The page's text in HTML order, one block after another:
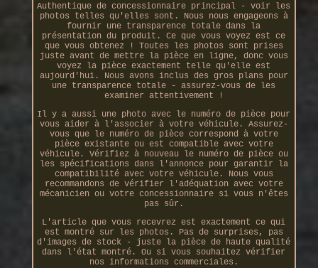
Authentique de concessionnaire principal - voir les
photos telles qu'elles sont. Nous nous engageons à
fournir une transparence totale dans la
présentation du produit. Ce que vous voyez est ce
que vous obtenez ! Toutes les photos sont prises
juste avant de mettre la pièce en ligne, donc vous
voyez la pièce exactement telle qu'elle est
aujourd'hui. Nous avons inclus des gros plans pour
une transparence totale - assurez-vous de les
examiner attentivement !
Il y a aussi une photo avec le numéro de pièce pour
vous aider à l'associer à votre véhicule. Assurez-
vous que le numéro de pièce correspond à votre
pièce existante ou est compatible avec votre
véhicule. Vérifiez à nouveau le numéro de pièce ou
les spécifications dans l'annonce pour garantir la
compatibilité avec votre véhicule. Nous vous
recommandons de vérifier l'adéquation avec votre
mécanicien ou votre concessionnaire si vous n'êtes
pas sûr.
L'article que vous recevrez est exactement ce qui
est montré sur les photos. Pas de surprises, pas
d'images de stock - juste la pièce de haute qualité
dans l'état montré. Ou si vous souhaitez vérifier
nos informations commerciales.